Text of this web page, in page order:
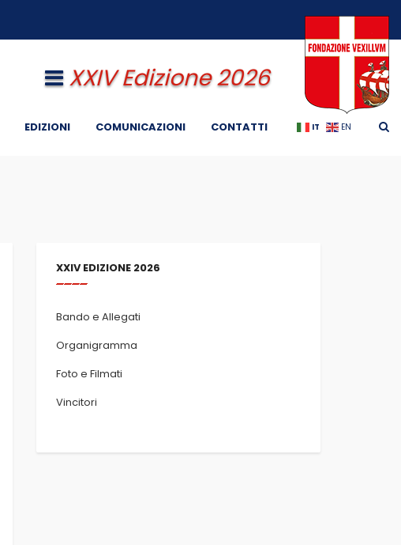
XXIV Edizione 2026
EDIZIONI COMUNICAZIONI CONTATTI EN
IT
XXIV EDIZIONE 2026
Bando e Allegati
Organigramma
Foto e Filmati
Vincitori